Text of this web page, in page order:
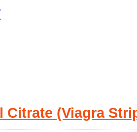
Citrate (Viagra